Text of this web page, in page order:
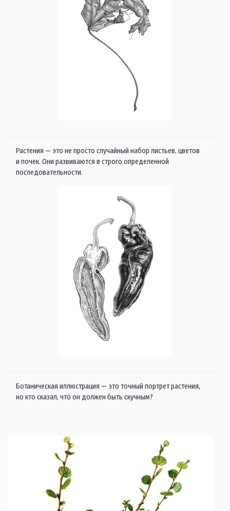
Растения — это не просто случайный набор листьев, цветов
и почек. Они развиваются в строго определенной
последовательности.
Ботаническая иллюстрация — это точный портрет растения,
но кто сказал, что он должен быть скучным?